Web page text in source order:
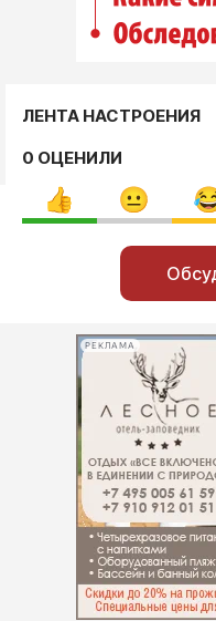
ЛЕНТА НАСТРОЕНИЯ
0 ОЦЕНИЛИ
РЕКЛАМА